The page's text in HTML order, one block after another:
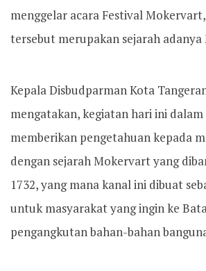
menggelar acara Festival
tersebut merupakan sejarah
Kepala Disbudparman Kota
mengatakan, kegiatan hari ini
memberikan pengetahuan kepada
dengan sejarah Mokervart yang
1732, yang mana kanal ini dibuat
untuk masyarakat yang ingin ke
pengangkutan bahan-bahan